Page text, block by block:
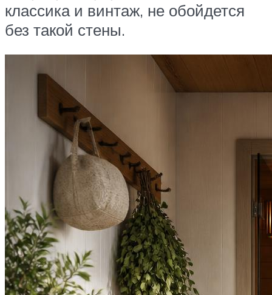
классика и винтаж, не обойдется
без такой стены.